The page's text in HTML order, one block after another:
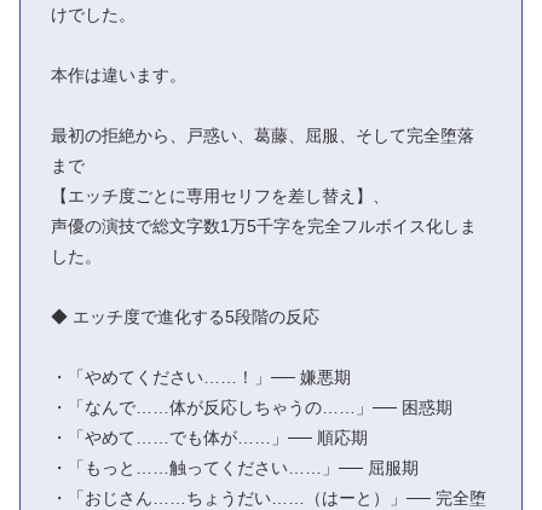
けでした。
本作は違います。
最初の拒絶から、戸惑い、葛藤、屈服、そして完全堕落
まで
【エッチ度ごとに専用セリフを差し替え】、
声優の演技で総文字数1万5千字を完全フルボイス化しま
した。
◆ エッチ度で進化する5段階の反応
・「やめてください……！」── 嫌悪期
・「なんで……体が反応しちゃうの……」── 困惑期
・「やめて……でも体が……」── 順応期
・「もっと……触ってください……」── 屈服期
・「おじさん……ちょうだい……（はーと）」── 完全堕